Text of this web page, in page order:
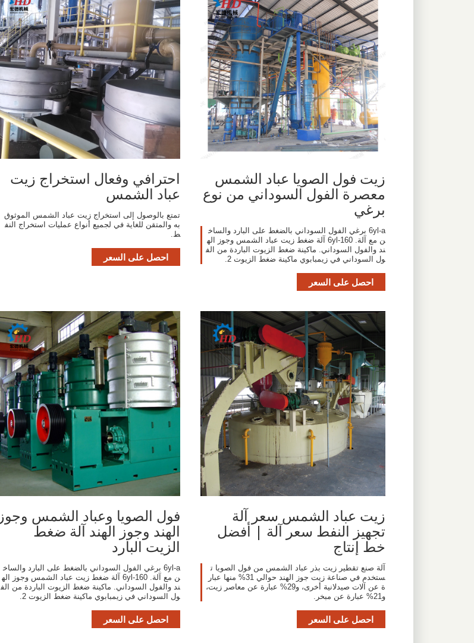
زيت فول الصويا عباد الشمس
معصرة الفول السوداني من نوع
برغي
6yl-a برغي الفول السوداني بالضغط على البارد والساخ
ن مع آلة. 6yl-160 آلة ضغط زيت عباد الشمس وجوز اله
ند والفول السوداني. ماكينة ضغط الزيوت الباردة من الف
ول السوداني في زيمبابوي ماكينة ضغط الزيوت 2.
احصل على السعر
احترافي وفعال استخراج زيت
عباد الشمس
تمتع بالوصول إلى استخراج زيت عباد الشمس الموثوق
به والمتقن للغاية في لجميع أنواع عمليات استخراج النف
ط.
احصل على السعر
زيت عباد الشمس سعر آلة
تجهيز النفط سعر آلة | أفضل
خط إنتاج
آلة صنع تقطير زيت بذر عباد الشمس من فول الصويا ت
ستخدم في صناعة زيت جوز الهند حوالي 31% منها عبار
ة عن آلات صيدلانية أخرى، و29% عبارة عن معاصر زيت،
و21% عبارة عن مبخر.
احصل على السعر
فول الصويا وعباد الشمس وجوز
الهند وجوز الهند آلة ضغط
الزيت البارد
6yl-a برغي الفول السوداني بالضغط على البارد والساخ
ن مع آلة. 6yl-160 آلة ضغط زيت عباد الشمس وجوز اله
ند والفول السوداني. ماكينة ضغط الزيوت الباردة من الف
ول السوداني في زيمبابوي ماكينة ضغط الزيوت 2.
احصل على السعر